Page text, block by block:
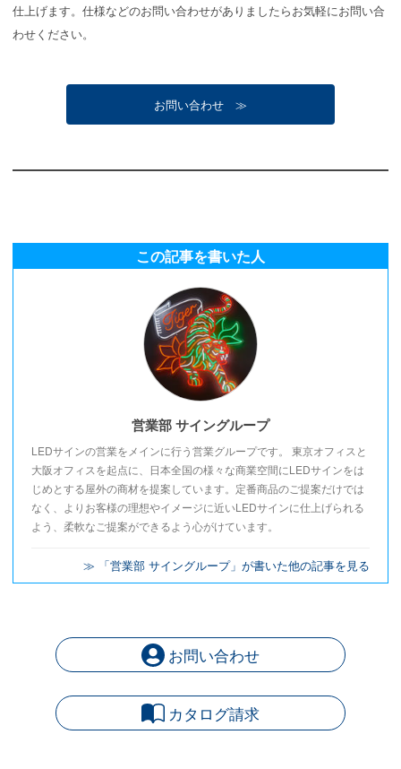
仕上げます。仕様などのお問い合わせがありましたらお気軽にお問い合
わせください。
お問い合わせ ≫
この記事を書いた人
営業部 サイングループ
LEDサインの営業をメインに行う営業グループです。 東京オフィスと
大阪オフィスを起点に、日本全国の様々な商業空間にLEDサインをは
じめとする屋外の商材を提案しています。定番商品のご提案だけでは
なく、よりお客様の理想やイメージに近いLEDサインに仕上げられる
よう、柔軟なご提案ができるよう心がけています。
≫ 「営業部 サイングループ」が書いた他の記事を見る
お問い合わせ
カタログ請求